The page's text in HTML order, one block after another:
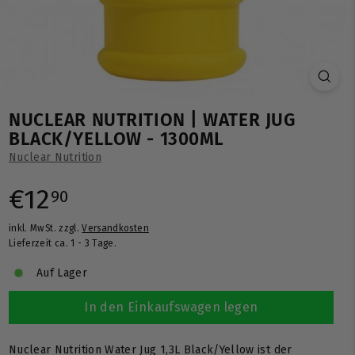
NUCLEAR NUTRITION | WATER JUG
BLACK/YELLOW - 1300ML
Nuclear Nutrition
Normaler
Preis
€1290
inkl. MwSt. zzgl.Versandkosten
Lieferzeit ca. 1 - 3 Tage.
Auf Lager
In den Einkaufswagen legen
Nuclear Nutrition Water Jug 1,3L Black/Yellow ist der